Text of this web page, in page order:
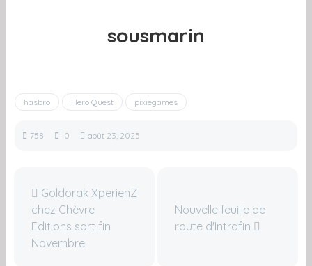
sousmarin
hasbro Hero Quest pixiegames
758 0 août 23, 2025
Goldorak XperienZ
chez Chèvre
Editions sort fin
Novembre
Nouvelle feuille de
route d'Intrafin